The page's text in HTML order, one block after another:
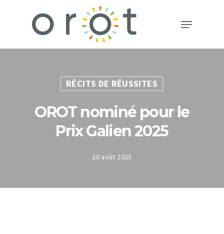
RÉCITS DE RÉUSSITES
OROT nominé pour le
Prix Galien 2025
20 août 2025